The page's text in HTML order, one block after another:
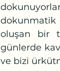
dokunmatik
oluşan bir
günlerde
ve bizi